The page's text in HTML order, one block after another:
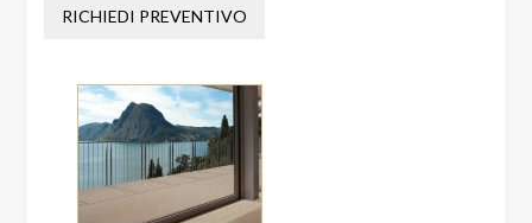
RICHIEDI PREVENTIVO